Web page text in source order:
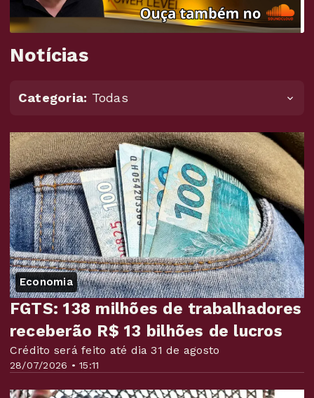
Notícias
Categoria: Todas
Economia
28/07/2026 • 15:11
FGTS: 138 milhões de trabalhadores
receberão R$ 13 bilhões de lucros
Crédito será feito até dia 31 de agosto